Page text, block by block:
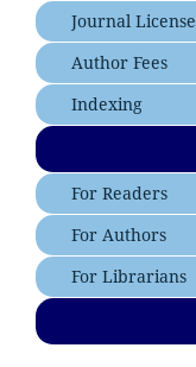
Journal License
Author Fees
Indexing
For Readers
For Authors
For Librarians